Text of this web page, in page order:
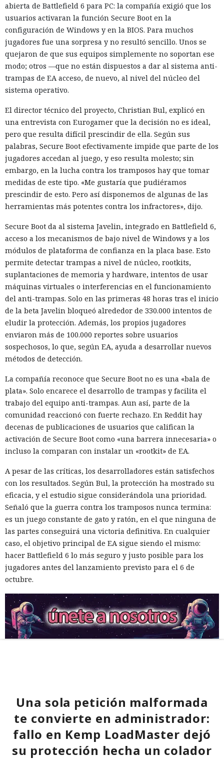
abierta de Battlefield 6 para PC: la compañía exigió que los
usuarios activaran la función Secure Boot en la
configuración de Windows y en la BIOS. Para muchos
jugadores fue una sorpresa y no resultó sencillo. Unos se
quejaron de que sus equipos simplemente no soportan ese
modo; otros —que no están dispuestos a dar al sistema anti-
trampas de EA acceso, de nuevo, al nivel del núcleo del
sistema operativo.
El director técnico del proyecto, Christian Bul, explicó en
una entrevista con Eurogamer que la decisión no es ideal,
pero que resulta difícil prescindir de ella. Según sus
palabras, Secure Boot efectivamente impide que parte de los
jugadores accedan al juego, y eso resulta molesto; sin
embargo, en la lucha contra los tramposos hay que tomar
medidas de este tipo. «Me gustaría que pudiéramos
prescindir de esto. Pero así disponemos de algunas de las
herramientas más potentes contra los infractores», dijo.
Secure Boot da al sistema Javelin, integrado en Battlefield 6,
acceso a los mecanismos de bajo nivel de Windows y a los
módulos de plataforma de confianza en la placa base. Esto
permite detectar trampas a nivel de núcleo, rootkits,
suplantaciones de memoria y hardware, intentos de usar
máquinas virtuales o interferencias en el funcionamiento
del anti-trampas. Solo en las primeras 48 horas tras el inicio
de la beta Javelin bloqueó alrededor de 330.000 intentos de
eludir la protección. Además, los propios jugadores
enviaron más de 100.000 reportes sobre usuarios
sospechosos, lo que, según EA, ayuda a desarrollar nuevos
métodos de detección.
La compañía reconoce que Secure Boot no es una «bala de
plata». Solo encarece el desarrollo de trampas y facilita el
trabajo del equipo anti-trampas. Aun así, parte de la
comunidad reaccionó con fuerte rechazo. En Reddit hay
decenas de publicaciones de usuarios que califican la
activación de Secure Boot como «una barrera innecesaria» o
incluso la comparan con instalar un «rootkit» de EA.
A pesar de las críticas, los desarrolladores están satisfechos
con los resultados. Según Bul, la protección ha mostrado su
eficacia, y el estudio sigue considerándola una prioridad.
Señaló que la guerra contra los tramposos nunca termina:
es un juego constante de gato y ratón, en el que ninguna de
las partes conseguirá una victoria definitiva. En cualquier
caso, el objetivo principal de EA sigue siendo el mismo:
hacer Battlefield 6 lo más seguro y justo posible para los
jugadores antes del lanzamiento previsto para el 6 de
octubre.
Una sola petición malformada
te convierte en administrador:
fallo en Kemp LoadMaster dejó
su protección hecha un colador